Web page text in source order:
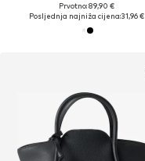
Prvotno: 89,90 €
Posljednja najniža cijena:31,96 €